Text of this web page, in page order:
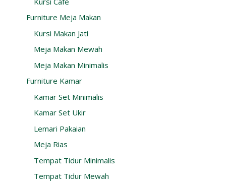
Furniture Meja Makan
Kursi Makan Jati
Meja Makan Mewah
Meja Makan Minimalis
Furniture Kamar
Kamar Set Minimalis
Kamar Set Ukir
Lemari Pakaian
Meja Rias
Tempat Tidur Minimalis
Tempat Tidur Mewah